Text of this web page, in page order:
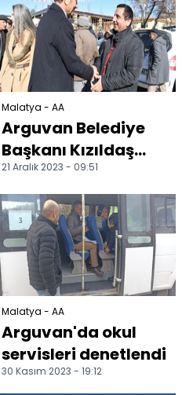
kapandı
Malatya - AA
Arguvan Belediye
Başkanı Kızıldaş
esnaf ve
vatandaşlarla
buluştu
21 Aralık 2023 - 09:51
Malatya - AA
Arguvan'da okul
servisleri denetlendi
30 Kasım 2023 - 19:12